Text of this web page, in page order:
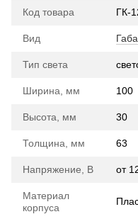
Код товара ГК-
Вид
Тип света
Ширина, мм 100
Высота, мм 30
Толщина, мм 63
Напряжение, В от
Материал
корпуса